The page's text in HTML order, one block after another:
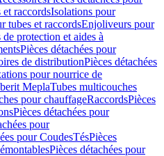
raccordsIsolations pour
tubes et raccordsEnjoliveurs pour
de protection et aides à
Pièces détachées pour
de distributionPièces détachées
pour nourrice de
MeplaTubes multicouches
pour chauffageRaccordsPièces
Pièces détachées pour
pour
pour CoudesTésPièces
Pièces détachées pour